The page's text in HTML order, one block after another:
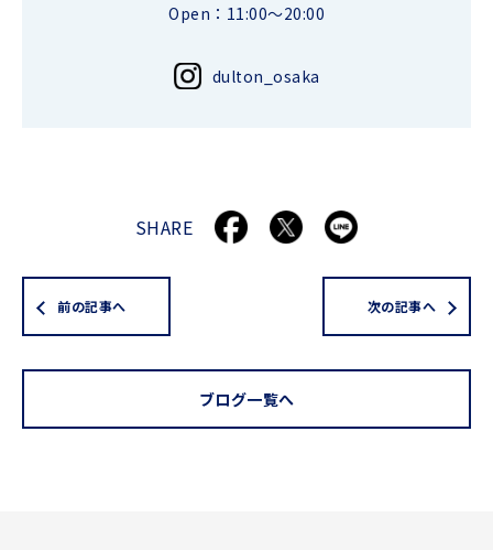
Open：11:00～20:00
dulton_osaka
SHARE
前の記事へ
ブログ一覧へ
次の記事へ